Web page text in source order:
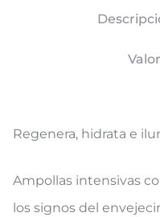
Regenera, hidrata e
Ampollas intensivas
los signos del